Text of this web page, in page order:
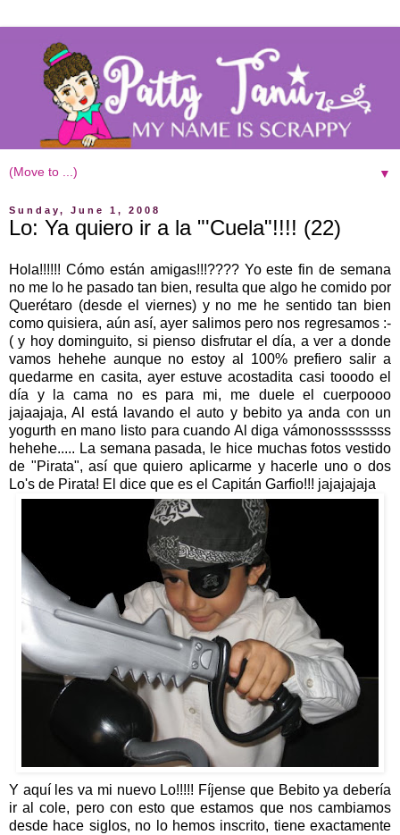
▼
Sunday, June 1, 2008
Lo: Ya quiero ir a la "'Cuela"!!!! (22)
Hola!!!!!! Cómo están amigas!!!???? Yo este fin de semana
no me lo he pasado tan bien, resulta que algo he comido por
Querétaro (desde el viernes) y no me he sentido tan bien
como quisiera, aún así, ayer salimos pero nos regresamos :-
( y hoy dominguito, si pienso disfrutar el día, a ver a donde
vamos hehehe aunque no estoy al 100% prefiero salir a
quedarme en casita, ayer estuve acostadita casi tooodo el
día y la cama no es para mi, me duele el cuerpoooo
jajaajaja, Al está lavando el auto y bebito ya anda con un
yogurth en mano listo para cuando Al diga vámonossssssss
hehehe..... La semana pasada, le hice muchas fotos vestido
de "Pirata", así que quiero aplicarme y hacerle uno o dos
Lo's de Pirata! El dice que es el Capitán Garfio!!! jajajajaja
Y aquí les va mi nuevo Lo!!!!! Fíjense que Bebito ya debería
ir al cole, pero con esto que estamos que nos cambiamos
desde hace siglos, no lo hemos inscrito, tiene exactamente